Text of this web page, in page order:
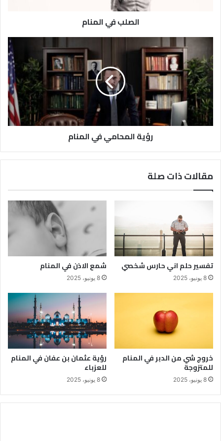
الصلب في المنام
رؤية المحامي في المنام
مقالات ذات صلة
تفسير حلم اني حارس شخصي
8 يونيو، 2025
شمع الاذن في المنام
8 يونيو، 2025
خروج شي من الدبر في المنام
للمتزوجة
8 يونيو، 2025
رؤية عثمان بن عفان في المنام
للعزباء
8 يونيو، 2025